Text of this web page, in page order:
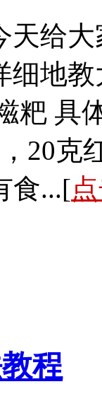
天给
细地
粑 具
20克
食...[
程